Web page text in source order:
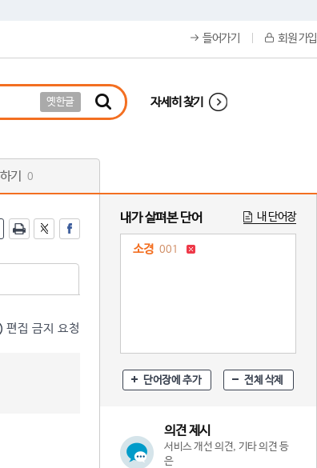
들어가기 회원 가입
옛한글 자세히 찾기
기 0
편집 금지 요청
내가 살펴본 단어 내 단어장
소경 001
단어장에 추가 전체 삭제
의견 제시
서비스 개선 의견, 기타 의견 등
은